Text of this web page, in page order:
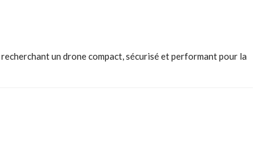
un drone compact, sécurisé et performant pour la